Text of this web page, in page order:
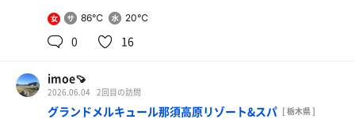
女 86℃ 20℃
0 16
imoe🍠
2026.06.04 2回目の訪問
グランドメルキュール那須高原リゾート&スパ [ 栃木県 ]